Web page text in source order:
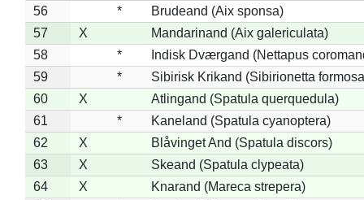
56
*
Brudeand (Aix sponsa)
57
X
Mandarinand (Aix galericulata)
58
*
Indisk Dværgand (Nettapus
59
*
Sibirisk Krikand (Sibirionetta
60
X
Atlingand (Spatula querquedula)
61
*
Kaneland (Spatula cyanoptera)
62
X
Blåvinget And (Spatula discors)
63
X
Skeand (Spatula clypeata)
64
X
Knarand (Mareca strepera)